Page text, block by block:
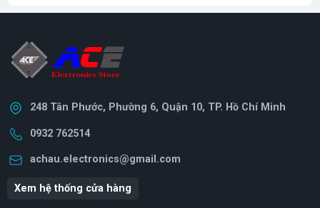
248 Tân Phước, Phường 6, Quận 10, TP. Hồ Chí Minh
0932 762514
achau.electronics@gmail.com
Xem hệ thống cửa hàng